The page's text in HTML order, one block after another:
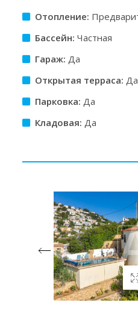
Отопление:
Бассейн: Частная
Гараж: Да
Открытая терраса: Да
Парковка: Да
Кладовая: Да